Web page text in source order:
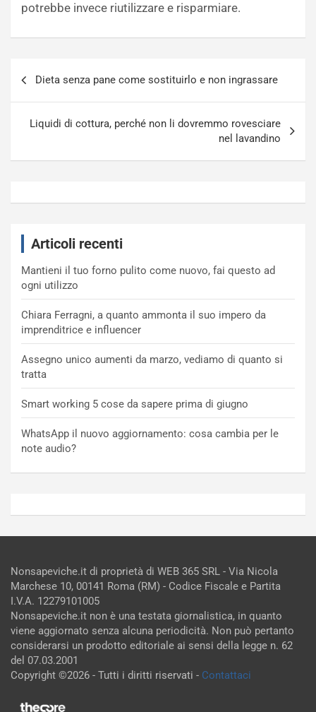
potrebbe invece riutilizzare e risparmiare.
Dieta senza pane come sostituirlo e non ingrassare
Liquidi di cottura, perché non li dovremmo rovesciare
nel lavandino
Articoli recenti
Mantieni il tuo forno pulito come nuovo, fai questo ad
ogni utilizzo
Chiara Ferragni, a quanto ammonta il suo impero da
imprenditrice e influencer
Assegno unico aumenti da marzo, vediamo di quanto si
tratta
Smart working 5 cose da sapere prima di giugno
WhatsApp il nuovo aggiornamento: cosa cambia per le
note audio?
Nonsapeviche.it di proprietà di WEB 365 SRL - Via Nicola
Marchese 10, 00141 Roma (RM) - Codice Fiscale e Partita
I.V.A. 12279101005
Nonsapeviche.it non è una testata giornalistica, in quanto
viene aggiornato senza alcuna periodicità. Non può pertanto
considerarsi un prodotto editoriale ai sensi della legge n. 62
del 07.03.2001
Copyright ©2026 - Tutti i diritti riservati - Contattaci